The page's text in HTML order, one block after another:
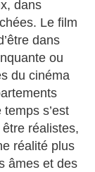
dans
Le film
dans
ou
du cinéma
s’est
réalistes,
réalité plus
âmes et des